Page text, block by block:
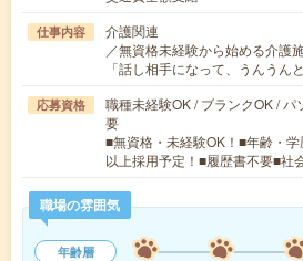
仕事内容
介護関連
／無資格未経験から始める介護
「話し相手になって、うんう
応募資格
職種未経験OK / ブランクOK /
要
■無資格・未経験OK！■年齢・
以上採用予定！■履歴書不要■社
職場の雰囲気
年齢層